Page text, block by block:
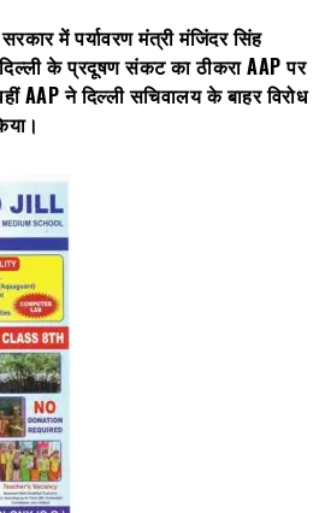
में पर्यावरण मंत्री मंजिंदर सिंह
के प्रदूषण संकट का ठीकरा AAP पर
AAP ने दिल्ली सचिवालय के बाहर विरोध